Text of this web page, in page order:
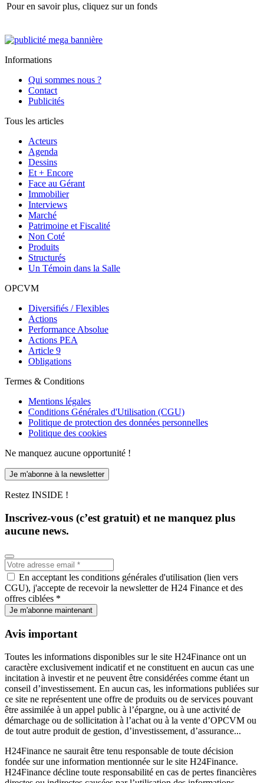
Pour en savoir plus, cliquez sur un fonds
Informations
Qui sommes nous ?
Contact
Publicités
Tous les articles
Acteurs
Agenda
Dessins
Et + Encore
Face au Gérant
Immobilier
Interviews
Marché
Patrimoine et Fiscalité
Non Coté
Produits
Structurés
Un Témoin dans la Salle
OPCVM
Diversifiés / Flexibles
Actions
Performance Absolue
Actions PEA
Article 9
Obligations
Termes & Conditions
Mentions légales
Conditions Générales d'Utilisation (CGU)
Politique de protection des données personnelles
Politique des cookies
Ne manquez aucune opportunité !
Je m'abonne à la newsletter
Restez INSIDE !
Inscrivez-vous (c’est gratuit) et ne manquez plus
aucune news.
En acceptant les conditions générales d'utilisation (lien vers
CGU), j'accepte de recevoir la newsletter de H24 Finance et des
offres ciblées *
Je m'abonne maintenant
Avis important
Toutes les informations disponibles sur le site H24Finance ont un
caractère exclusivement indicatif et ne constituent en aucun cas une
incitation à investir et ne peuvent être considérées comme étant un
conseil d’investissement. En aucun cas, les informations publiées sur
ce site ne représentent une offre de produits ou de services pouvant
être assimilée à un appel public à l’épargne, ou à une activité de
démarchage ou de sollicitation à l’achat ou à la vente d’OPCVM ou
de tout autre produit de gestion, d’investissement, d’assurance...
H24Finance ne saurait être tenu responsable de toute décision
fondée sur une information mentionnée sur le site H24Finance.
H24Finance décline toute responsabilité en cas de pertes financières